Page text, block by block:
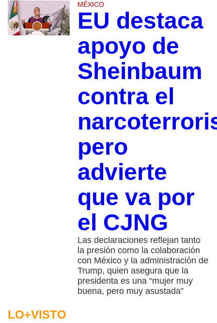
MÉXICO
EU destaca
apoyo de
Sheinbaum
contra el
pero
advierte
que va por
el CJNG
Las declaraciones reflejan tanto
la presión como la colaboración
con México y la administración de
Trump, quien asegura que la
presidenta es una “mujer muy
buena, pero muy asustada”
LO+VISTO